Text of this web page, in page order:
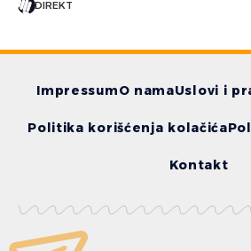
DIREKT
ImpressumO namaUslovi i
Politika korišćenja kolačića
Kontakt